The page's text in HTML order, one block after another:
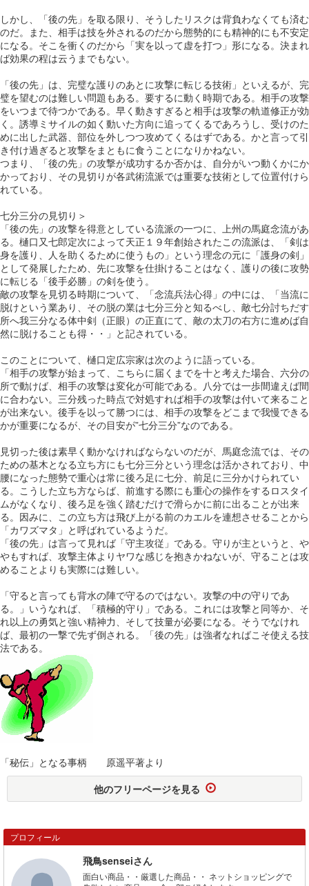
しかし、「後の先」を取る限り、そうしたリスクは背負わなくても済む
のだ。また、相手は技を外されるのだから態勢的にも精神的にも不安定
になる。そこを衝くのだから「実を以って虚を打つ」形になる。決まれ
ば効果の程は云うまでもない。
「後の先」は、完璧な護りのあとに攻撃に転じる技術」といえるが、完
璧を望むのは難しい問題もある。要するに動く時期である。相手の攻撃
をいつまで待つかである。早く動きすぎると相手は攻撃の軌道修正が効
く。誘導ミサイルの如く動いた方向に追ってくるであろうし、受けのた
めに出した武器、部位を外しつつ攻めてくるはずである。かと言って引
き付け過ぎると攻撃をまともに食うことになりかねない。
つまり、「後の先」の攻撃が成功するか否かは、自分がいつ動くかにか
かっており、その見切りが各武術流派では重要な技術として位置付けら
れている。
七分三分の見切り＞
「後の先」の攻撃を得意としている流派の一つに、上州の馬庭念流があ
る。樋口又七郎定次によって天正１９年創始されたこの流派は、「剣は
身を護り、人を助くるために使うもの」という理念の元に「護身の剣」
として発展したため、先に攻撃を仕掛けることはなく、護りの後に攻勢
に転じる「後手必勝」の剣を使う。
敵の攻撃を見切る時期について、「念流兵法心得」の中には、「当流に
脱けという業あり、その脱の業は七分三分と知るべし、敵七分討ちだす
所へ我三分なる体中剣（正眼）の正直にて、敵の太刀の右方に進めば自
然に脱けることも得・・」と記されている。
このことについて、樋口定広宗家は次のように語っている。
「相手の攻撃が始まって、こちらに届くまでを十と考えた場合、六分の
所で動けば、相手の攻撃は変化が可能である。八分では一歩間違えば間
に合わない。三分残った時点で対処すれば相手の攻撃は付いて来ること
が出来ない。後手を以って勝つには、相手の攻撃をどこまで我慢できる
かが重要になるが、その目安が”七分三分”なのである。
見切った後は素早く動かなければならないのだが、馬庭念流では、その
ための基木となる立ち方にも七分三分という理念は活かされており、中
腰になった態勢で重心は常に後ろ足に七分、前足に三分かけられてい
る。こうした立ち方ならば、前進する際にも重心の操作をするロスタイ
ムがなくなり、後ろ足を強く踏むだけで滑らかに前に出ることが出来
る。因みに、この立ち方は飛び上がる前のカエルを連想させることから
「カワズマタ」と呼ばれているようだ。
「後の先」は言って見れば「守主攻従」である。守りが主というと、や
やもすれば、攻撃主体よりヤワな感じを抱きかねないが、守ることは攻
めることよりも実際には難しい。
「守ると言っても背水の陣で守るのではない。攻撃の中の守りであ
る。」いうなれば、「積極的守り」である。これには攻撃と同等か、そ
れ以上の勇気と強い精神力、そして技量が必要になる。そうでなけれ
ば、最初の一撃で先ず倒される。「後の先」は強者なればこそ使える技
法である。
「秘伝」となる事柄 原遥平著より
他のフリーページを見る
プロフィール
飛鳥senseiさん
面白い商品・・厳選した商品・・ ネットショッピングで